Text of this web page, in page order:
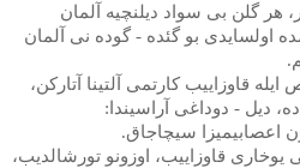
هر گلن بی سواد دیلنچیه آلمان
اولسایدی بو گئده - گوده نی آلمان
قاوزاییب کارتمی آلتینا آتارکن،
دیل - دوداغی آراسیندا:
اعصابیمیزا سیچاجاق.
یوخاری قاوزاییب، اوزونو تورشالدیب،